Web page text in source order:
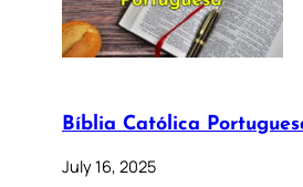
Bíblia Católica
July 16, 2025